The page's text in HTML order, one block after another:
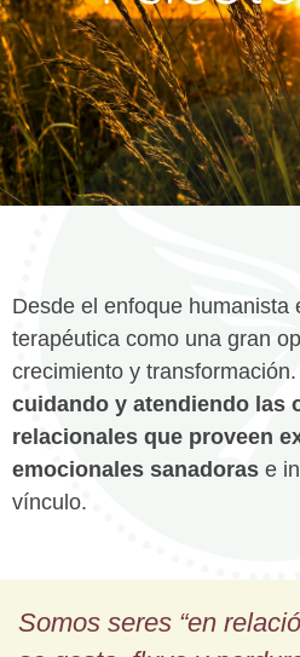
terapéutica como una gran
crecimiento y transformación.
cuidando y atendiendo las
relacionales que proveen
emocionales sanadorase
vínculo.
se gesta, fluye y